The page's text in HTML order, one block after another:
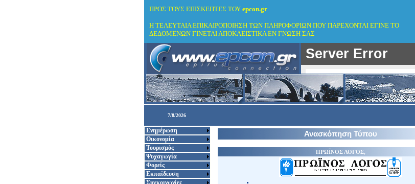
ΠΡΟΣ ΤΟΥΣ ΕΠΙΣΚΕΠΤΕΣ ΤΟΥ epcon.gr
Η ΤΕΛΕΥΤΑΙΑ ΕΠΙΚΑΙΡΟΠΟΙΗΣΗ ΤΩΝ ΠΛΗΡΟΦΟΡΙΩΝ ΠΟΥ ΠΑΡΕΧΟΝΤΑΙ ΕΓΙΝΕ ΤΟ
ΔΕΔΟΜΕΝΩΝ ΓΙΝΕΤΑΙ ΑΠΟΚΛΕΙΣΤΙΚΑ ΕΝ ΓΝΩΣΗ ΣΑΣ
7/8/2026
Ενημέρωση
Οικονομία
Τουρισμός
Ψυχαγωγία
Φορείς
Εκπαίδευση
Συγκοινωνίες
Ανασκόπηση Τύπου
ΠΡΩΪΝΟΣ ΛΟΓΟΣ,